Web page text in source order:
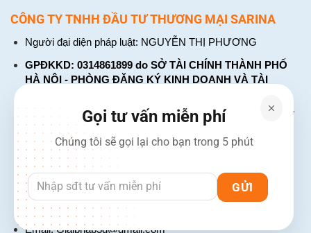
CÔNG TY TNHH ĐẦU TƯ THƯƠNG MẠI SARINA
Người đại diện pháp luật: NGUYỄN THỊ PHƯƠNG
GPĐKKD: 0314861899 do SỞ TÀI CHÍNH THÀNH PHỐ
HÀ NỘI - PHÒNG ĐĂNG KÝ KINH DOANH VÀ TÀI
tháng 01 năm 2018. Đăng ký thay đổi lần thứ: 4, ngày 31
tháng 03 năm 2026
226 Đường Láng, Đống Đa, Hà Nội
137 Đường Hòa Hưng, Phường 12, Quận 10, TP. Hồ Chí
Minh
Hotline: 1900 2106 - 0386 001 001
Email:Giaiphap3g@gmail.com
Gọi tư vấn miễn phí
Chúng tôi sẽ gọi lại cho bạn trong 5 phút